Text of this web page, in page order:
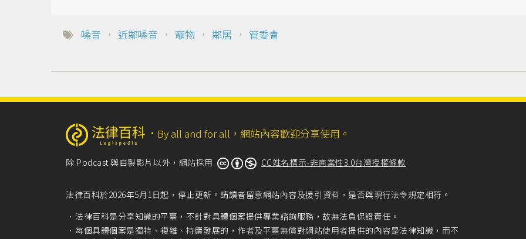
噪音 ， 近鄰噪音 ， 寵物 ， 鄰居 ， 管委會
‧ By all and for all，網站內容歡迎分享使用。
除 Podcast 與自製影片以外，網站採用 CC姓名標示-非商業性3.0台灣授權條款
法律百科於2026年5月1日起，停止更新。請讀者留意網站內容及援引資料，是否與現行法令規定相符。
法律百科是分享知識的平臺，不針對具體個案提供專業諮詢服務，故無法負保證責任。
每個具體個案是獨特、複雜、持續發展的，作者及平臺無償對網站使用者提供的內容是法律知識，而不